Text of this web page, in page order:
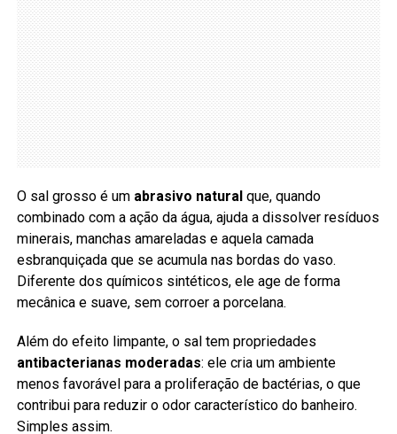
O sal grosso é um abrasivo naturalque, quando
combinado com a ação da água, ajuda a dissolver resíduos
minerais, manchas amareladas e aquela camada
esbranquiçada que se acumula nas bordas do vaso.
Diferente dos químicos sintéticos, ele age de forma
mecânica e suave, sem corroer a porcelana.
Além do efeito limpante, o sal tem propriedades
antibacterianas moderadas: ele cria um ambiente
menos favorável para a proliferação de bactérias, o que
contribui para reduzir o odor característico do banheiro.
Simples assim.